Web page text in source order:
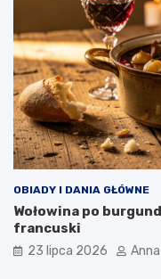
OBIADY I DANIA GŁÓWNE
Wołowina po
francuski
23 lipca 2026